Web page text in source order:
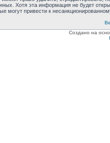
Хотя эта информация не будет
могут привести к
Создано на